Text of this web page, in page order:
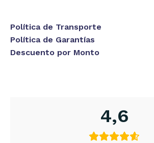
Política de Transporte
Política de Garantías
Descuento por Monto
4,6